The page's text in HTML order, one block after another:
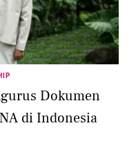
Dokumen
di Indonesia